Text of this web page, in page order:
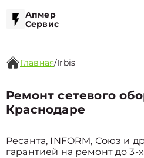
Апмер
Сервис
Главная/Irbis
Ремонт сетевого
Краснодаре
Ресанта, INFORM, Союз и
гарантией на ремонт до 3-